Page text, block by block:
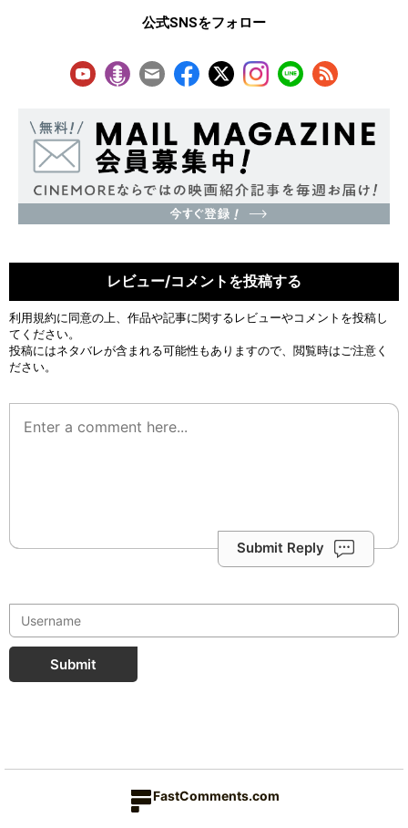
公式SNSをフォロー
レビュー/コメントを投稿する
利用規約に同意の上、作品や記事に関するレビューやコメントを投稿し
てください。
投稿にはネタバレが含まれる可能性もありますので、閲覧時はご注意く
ださい。
Submit Reply
Submit
FastComments.com